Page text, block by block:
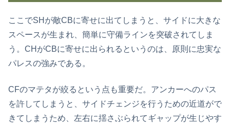
ここでSHが敵CBに寄せに出てしまうと、サイドに大きな
スペースが生まれ、簡単に守備ラインを突破されてしま
う。CHがCBに寄せに出られるというのは、原則に忠実な
パレスの強みである。
CFのマテタが絞るという点も重要だ。アンカーへのパス
を許してしまうと、サイドチェンジを行うための近道がで
きてしまうため、左右に揺さぶられてギャップが生じやす